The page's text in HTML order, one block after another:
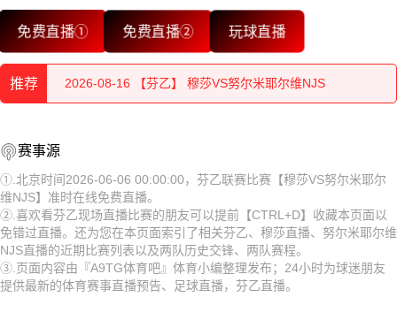
免费直播① 免费直播② 玩球直播
推荐
2026-08-16 【芬乙】 穆莎VS努尔米耶尔维NJS
2026-08-16 【芬乙】 穆莎VS努尔米耶尔维NJS
2026-08-16 【芬乙】 穆莎VS努尔米耶尔维NJS
2026-08-16 【芬乙】 穆莎VS努尔米耶尔维NJS
2026-08-16 【芬乙】 穆莎VS努尔米耶尔维NJS
2026-08-16 【芬乙】 穆莎VS努尔米耶尔维NJS
2026-08-16 【芬乙】 穆莎VS努尔米耶尔维NJS
2026-08-16 【芬乙】 穆莎VS努尔米耶尔维NJS
2026-08-16 【芬乙】 穆莎VS努尔米耶尔维NJS
赛事源
①.北京时间2026-06-06 00:00:00，芬乙联赛比赛【穆莎VS努尔米耶尔
维NJS】准时在线免费直播。
②.喜欢看芬乙现场直播比赛的朋友可以提前【CTRL+D】收藏本页面以
免错过直播。还为您在本页面索引了相关芬乙、穆莎直播、努尔米耶尔维
NJS直播的近期比赛列表以及两队历史交锋、两队赛程。
③.页面内容由『A9TG体育吧』体育小编整理发布；24小时为球迷朋友
提供最新的体育赛事直播预告、足球直播，芬乙直播。